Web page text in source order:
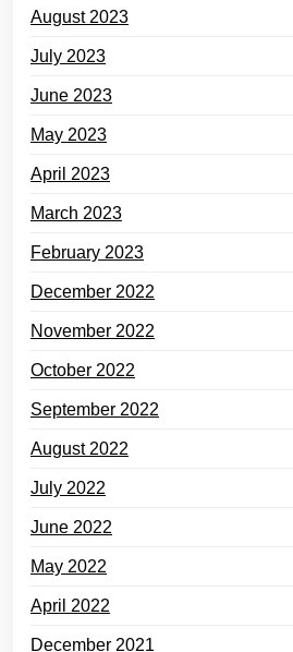
August 2023
July 2023
June 2023
May 2023
April 2023
March 2023
February 2023
December 2022
November 2022
October 2022
September 2022
August 2022
July 2022
June 2022
May 2022
April 2022
December 2021